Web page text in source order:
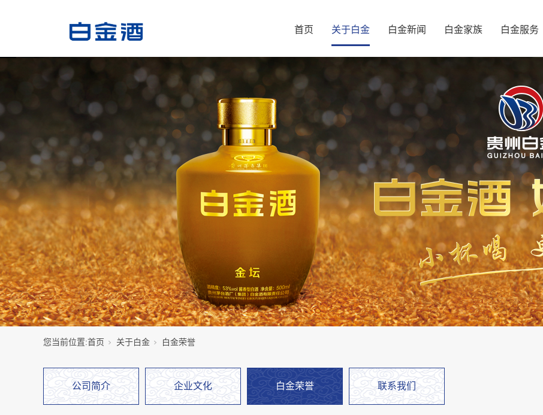
首页 关于白金 白金新闻 白金家族 白金服务
您当前位置:首页 关于白金 白金荣誉
公司简介 企业文化 白金荣誉 联系我们